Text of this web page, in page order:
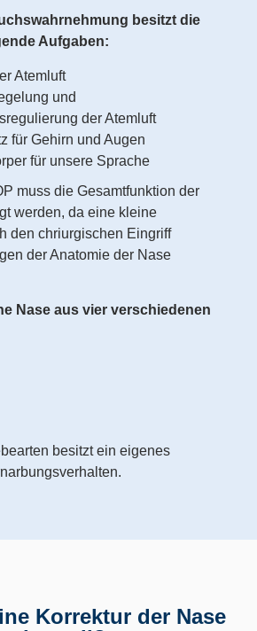
besitzt die
Aufgaben:
Atemluft
und
der Atemluft
für Gehirn und Augen
für unsere Sprache
muss die Gesamtfunktion der
werden, da eine kleine
den chriurgischen Eingriff
der Anatomie der Nase
Nase aus vier verschiedenen
besitzt ein eigenes
Korrektur der Nase